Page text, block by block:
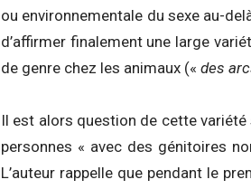
ou environnementale du sexe au-
d’affirmer finalement une large
de genre chez les animaux (« des
Il est alors question de cette
personnes « avec des génitoires
L’auteur rappelle que pendant le